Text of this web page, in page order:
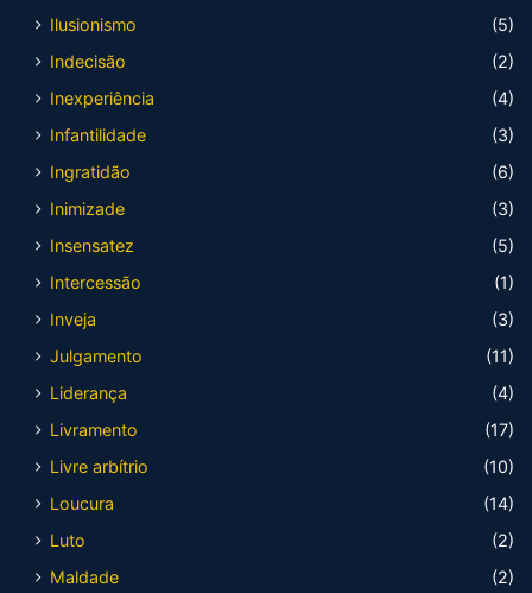
Ilusionismo
(5)
Indecisão
(2)
Inexperiência
(4)
Infantilidade
(3)
Ingratidão
(6)
Inimizade
(3)
Insensatez
(5)
Intercessão
(1)
Inveja
(3)
Julgamento
(11)
Liderança
(4)
Livramento
(17)
Livre arbítrio
(10)
Loucura
(14)
Luto
(2)
Maldade
(2)